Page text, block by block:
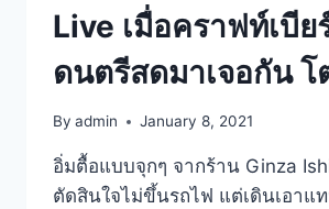
Live เมื่อคราฟท์เบีย
ดนตรีสดมาเจอกัน โ
By admin January 8, 2021
อิ่มตื้อแบบจุกๆ จากร้าน Ginza
ตัดสินใจไม่ขึ้นรถไฟ แต่เดินเอาแ